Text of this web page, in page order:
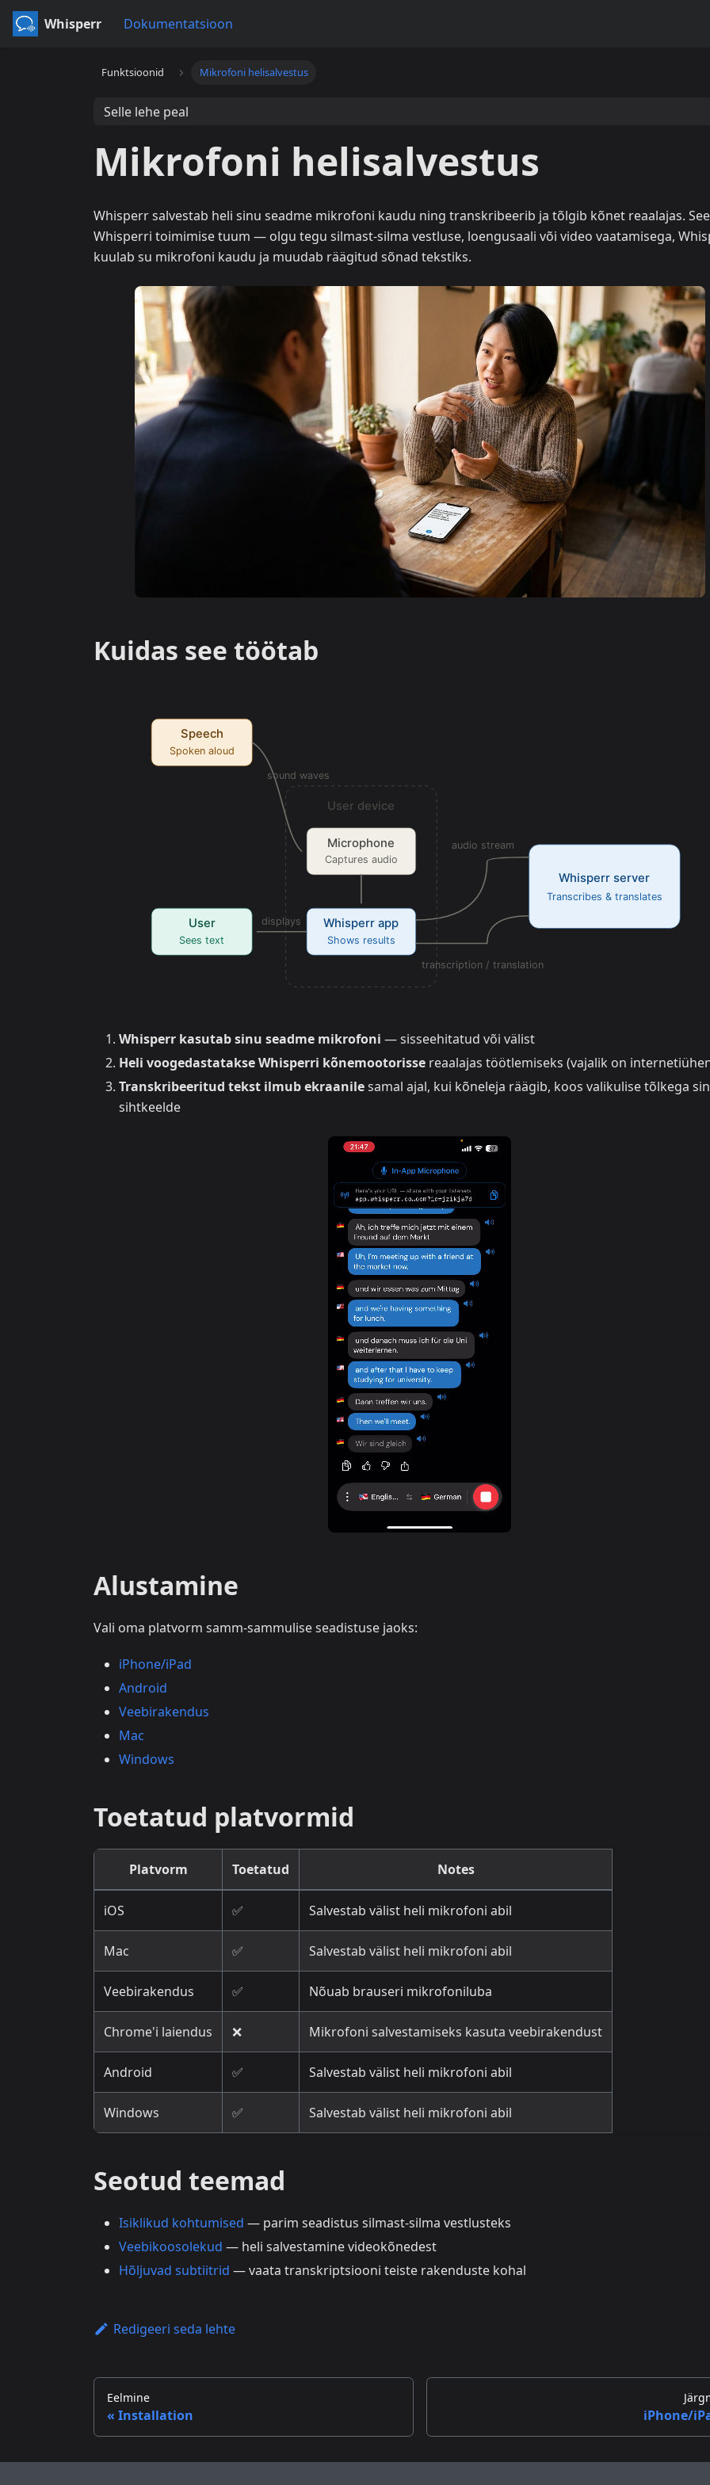
Whisperr Dokumentatsioon
Funktsioonid Mikrofoni helisalvestus
Selle lehe peal
Mikrofoni helisalvestus
Whisperr salvestab heli sinu seadme mikrofoni kaudu ning transkribeerib ja tõlgib kõnet reaalajas.
Whisperri toimimise tuum — olgu tegu silmast-silma vestluse, loengusaali või video vaatamisega,
kuulab su mikrofoni kaudu ja muudab räägitud sõnad tekstiks.
Kuidas see töötab
Whisperr kasutab sinu seadme mikrofoni — sisseehitatud või välist
Heli voogedastatakse Whisperri kõnemootorisse reaalajas töötlemiseks (vajalik on
Transkribeeritud tekst ilmub ekraanilesamal ajal, kui kõneleja räägib, koos valikulise tõlkega
sihtkeelde
Alustamine
Vali oma platvorm samm-sammulise seadistuse jaoks:
iPhone/iPad
Android
Veebirakendus
Mac
Windows
Toetatud platvormid
Platvorm Toetatud Notes
iOS ✅ Salvestab välist heli mikrofoni abil
Mac ✅ Salvestab välist heli mikrofoni abil
Veebirakendus ✅ Nõuab brauseri mikrofoniluba
Chrome'i laiendus ❌ Mikrofoni salvestamiseks kasuta veebirakendust
Android ✅ Salvestab välist heli mikrofoni abil
Windows ✅ Salvestab välist heli mikrofoni abil
Seotud teemad
Isiklikud kohtumised — parim seadistus silmast-silma vestlusteks
Veebikoosolekud — heli salvestamine videokõnedest
Hõljuvad subtiitrid — vaata transkriptsiooni teiste rakenduste kohal
Redigeeri seda lehte
Eelmine
Installation iPhone/